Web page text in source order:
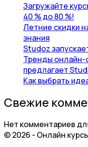
Загружайте
40 % до 80 %!
Летние скидки
знания
Studoz
Тренды онлайн-
предлагает
Как выбрать
Свежие
Нет комментариев
© 2026 - Онлайн